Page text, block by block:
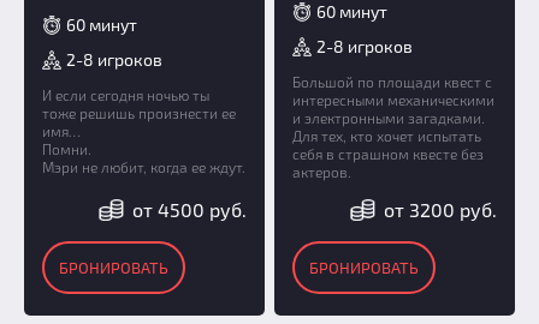
60 минут
2-8 игроков
И если сегодня ночью ты
тоже решишь произнести ее
имя…
Помни.
Мэри не любит, когда ее ждут.
от 4500 руб.
БРОНИРОВАТЬ
60 минут
2-8 игроков
Большой по площади квест с
интересными механическими
и электронными загадками.
Для тех, кто хочет испытать
себя в страшном квесте без
актеров.
от 3200 руб.
БРОНИРОВАТЬ